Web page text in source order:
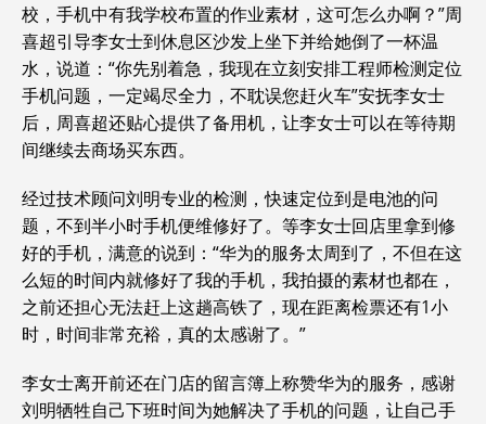
校，手机中有我学校布置的作业素材，这可怎么办啊？”周
喜超引导李女士到休息区沙发上坐下并给她倒了一杯温
水，说道：“你先别着急，我现在立刻安排工程师检测定位
手机问题，一定竭尽全力，不耽误您赶火车”安抚李女士
后，周喜超还贴心提供了备用机，让李女士可以在等待期
间继续去商场买东西。
经过技术顾问刘明专业的检测，快速定位到是电池的问
题，不到半小时手机便维修好了。等李女士回店里拿到修
好的手机，满意的说到：“华为的服务太周到了，不但在这
么短的时间内就修好了我的手机，我拍摄的素材也都在，
之前还担心无法赶上这趟高铁了，现在距离检票还有1小
时，时间非常充裕，真的太感谢了。”
李女士离开前还在门店的留言簿上称赞华为的服务，感谢
刘明牺牲自己下班时间为她解决了手机的问题，让自己手